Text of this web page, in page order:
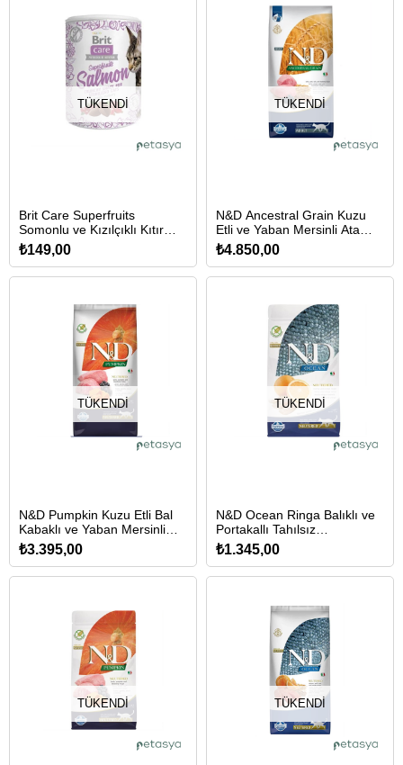
TÜKENDI
Brit Care Superfruits
Somonlu ve Kızılçıklı Kıtır
Kısırlaştırılmış Ödül Maması
100 Gr
₺149,00
TÜKENDI
N&D Ancestral Grain Kuzu
Etli ve Yaban Mersinli Ata
Tahıllı Kısırlaştırılmış Kedi
Maması 10 Kg
₺4.850,00
TÜKENDI
N&D Pumpkin Kuzu Etli Bal
Kabaklı ve Yaban Mersinli
Tahılsız Kısırlaştırılmış Kedi
Maması 5 Kg
₺3.395,00
TÜKENDI
N&D Ocean Ringa Balıklı ve
Portakallı Tahılsız
Kısırlaştırılmış Kedi Maması
1,5 Kg
₺1.345,00
TÜKENDI TÜKENDI